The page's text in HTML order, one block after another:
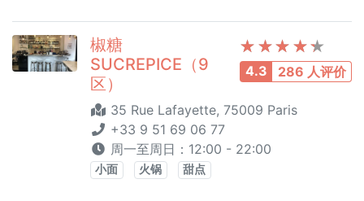
4.3 286 人评价
椒糖
SUCREPICE（9
区）
35 Rue Lafayette, 75009 Paris
+33 9 51 69 06 77
周一至周日：12:00 - 22:00
小面 火锅 甜点